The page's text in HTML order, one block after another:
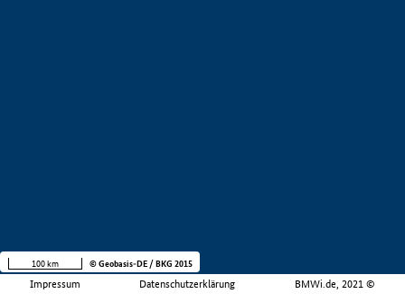
Impressum Datenschutzerklärung BMWi.de, 2021 ©
100 km © Geobasis-DE / BKG 2015